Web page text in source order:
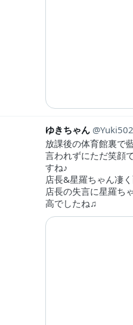
ゆきちゃん
放課後の体育館裏で
言われずにただ笑顔
すね♪
店長&星羅ちゃん凄
店長の失言に星羅ち
高でしたね♫